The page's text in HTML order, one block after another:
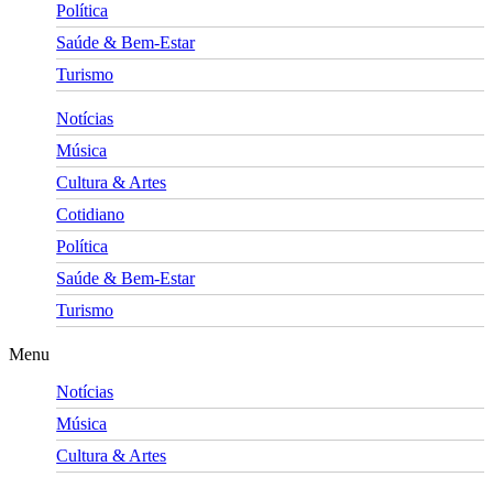
Política
Saúde & Bem-Estar
Turismo
Notícias
Música
Cultura & Artes
Cotidiano
Política
Saúde & Bem-Estar
Turismo
Menu
Notícias
Música
Cultura & Artes